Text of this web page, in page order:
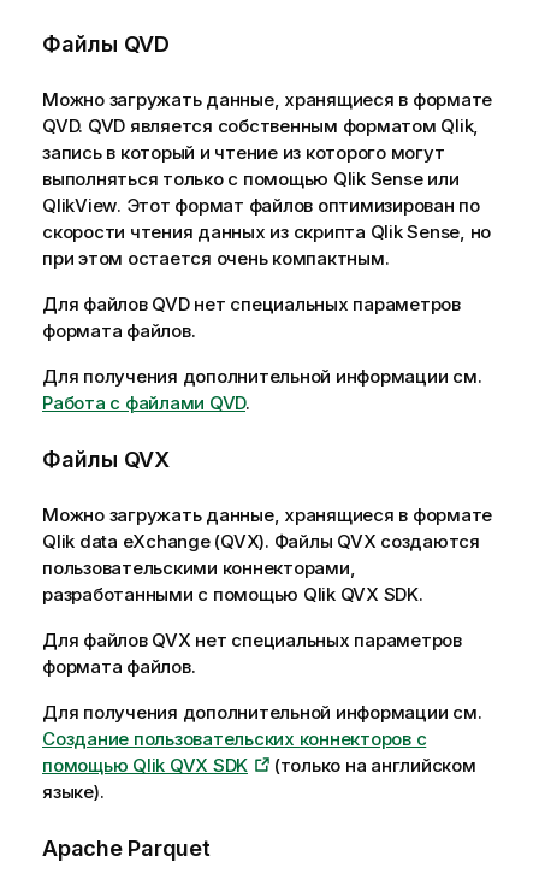
Файлы QVD
Можно загружать данные, хранящиеся в формате
QVD. QVD является собственным форматом Qlik,
запись в который и чтение из которого могут
выполняться только с помощью Qlik Senseили
QlikView. Этот формат файлов оптимизирован по
скорости чтения данных из скрипта Qlik Sense, но
при этом остается очень компактным.
Для файлов QVDнет специальных параметров
формата файлов.
Для получения дополнительной информации см.
Работа с файлами QVD.
Файлы QVX
Можно загружать данные, хранящиеся в формате
Qlik data eXchange(QVX). Файлы QVX создаются
пользовательскими коннекторами,
разработанными с помощью Qlik QVX SDK.
Для файлов QVX нет специальных параметров
формата файлов.
Для получения дополнительной информации см.
Создание пользовательских коннекторов с
помощью Qlik QVX SDK
(только на английском
языке).
Apache Parquet